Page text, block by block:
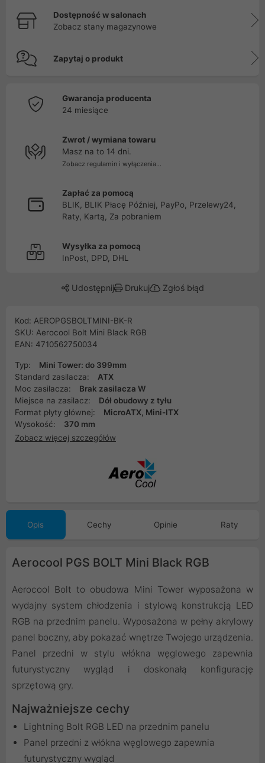
Dostępność w salonach
Zobacz stany magazynowe
Zapytaj o produkt
Gwarancja producenta
24 miesiące
Zwrot / wymiana towaru
Masz na to 14 dni.
Zobacz regulamin i wyłączenia...
Zapłać za pomocą
BLIK, BLIK Płacę Później, PayPo, Przelewy24,
Raty, Kartą, Za pobraniem
Wysyłka za pomocą
InPost, DPD, DHL
Udostępnij Drukuj Zgłoś błąd
Kod: AEROPGSBOLTMINI-BK-R
SKU: Aerocool Bolt Mini Black RGB
EAN: 4710562750034
Typ:
Mini Tower: do 399mm
Standard zasilacza:
ATX
Moc zasilacza:
Brak zasilacza W
Miejsce na zasilacz:
Dół obudowy z tyłu
Format płyty głównej:
MicroATX, Mini-ITX
Wysokość:
370 mm
Zobacz więcej szczegółów
Opis Cechy Opinie Raty
Aerocool PGS BOLT Mini Black RGB
Aerocool Bolt to obudowa Mini Tower wyposażona w
wydajny system chłodzenia i stylową konstrukcją LED
RGB na przednim panelu. Wyposażona w pełny akrylowy
panel boczny, aby pokazać wnętrze Twojego urządzenia.
Panel przedni w stylu włókna węglowego zapewnia
futurystyczny wygląd i doskonałą konfigurację
sprzętową gry.
Najważniejsze cechy
Lightning Bolt RGB LED na przednim panelu
Panel przedni z włókna węglowego zapewnia
futurystyczny wygląd